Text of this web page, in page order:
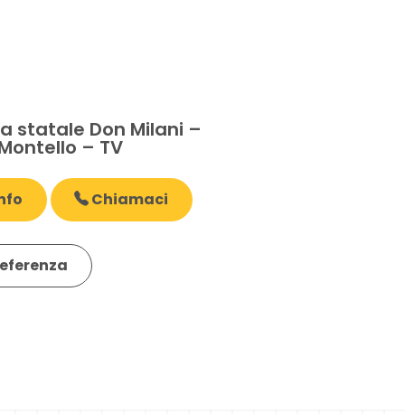
statale Don Milani –
– TV
Chiamaci